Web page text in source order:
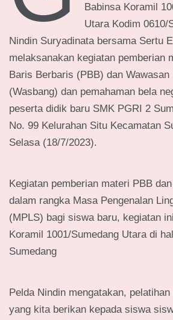
Babinsa Koramil
Utara Kodim 0610/
Nindin Suryadinata bersama Sertu
melaksanakan kegiatan pemberian
Baris Berbaris (PBB) dan Wawasan
(Wasbang) dan pemahaman bela
peserta didik baru SMK PGRI 2
No. 99 Kelurahan Situ Kecamatan
Selasa (18/7/2023).
Kegiatan pemberian materi PBB
dalam rangka Masa Pengenalan
(MPLS) bagi siswa baru, kegiatan
Koramil 1001/Sumedang Utara di
Sumedang
Pelda Nindin mengatakan,
yang kita berikan kepada siswa